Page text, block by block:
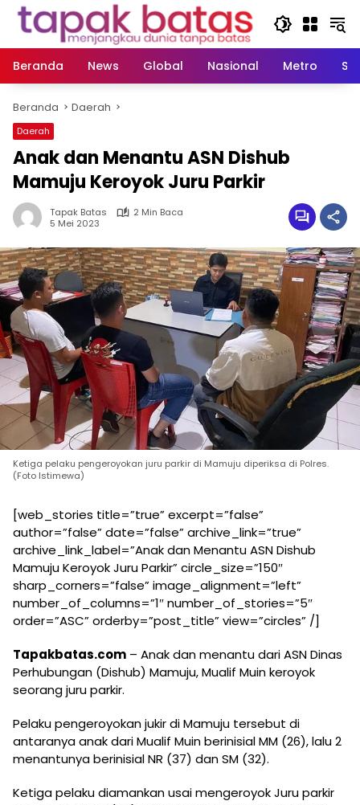
Langsung
Beranda
News Global Nasional Metro
Beranda Daerah
Daerah
Anak dan Menantu ASN Dishub
Mamuju Keroyok Juru Parkir
Tapak Batas
2 Min Baca
5 Mei 2023
Ketiga pelaku pengeroyokan juru parkir di Mamuju diperiksa di Polres.
(Foto Istimewa)
[web_stories title=”true” excerpt=”false”
author=”false” date=”false” archive_link=”true”
archive_link_label=”Anak dan Menantu ASN Dishub
Mamuju Keroyok Juru Parkir” circle_size=”150″
sharp_corners=”false” image_alignment=”left”
number_of_columns=”1″ number_of_stories=”5″
order=”ASC” orderby=”post_title” view=”circles” /]
Tapakbatas.com – Anak dan menantu dari ASN Dinas
Perhubungan (Dishub) Mamuju, Mualif Muin keroyok
seorang juru parkir.
Pelaku pengeroyokan jukir di Mamuju tersebut di
antaranya anak dari Mualif Muin berinisial MM (26), lalu 2
menantunya berinisial NR (37) dan SM (32).
Ketiga pelaku diamankan usai mengeroyok Juru parkir